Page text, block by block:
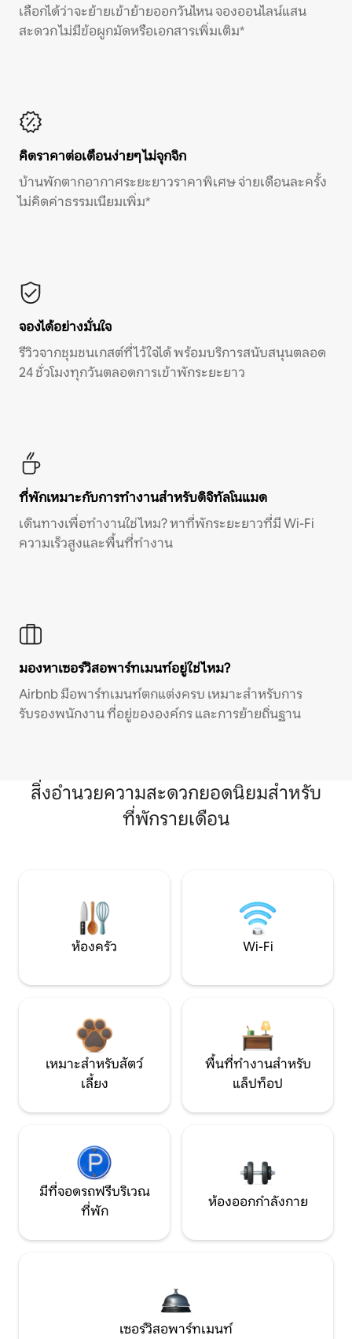
เลือกได้ว่าจะย้ายเข้าย้ายออกวันไหน จองออนไลน์แสน
สะดวก ไม่มีข้อผูกมัดหรือเอกสารเพิ่มเติม*
คิดราคาต่อเดือนง่ายๆ ไม่จุกจิก
บ้านพักตากอากาศระยะยาวราคาพิเศษ จ่ายเดือนละครั้ง
ไม่คิดค่าธรรมเนียมเพิ่ม*
จองได้อย่างมั่นใจ
รีวิวจากชุมชนเกสต์ที่ไว้ใจได้ พร้อมบริการสนับสนุนตลอด
24 ชั่วโมงทุกวันตลอดการเข้าพักระยะยาว
ที่พักเหมาะกับการทำงานสำหรับดิจิทัลโนแมด
เดินทางเพื่อทำงานใช่ไหม? หาที่พักระยะยาวที่มี Wi-Fi
ความเร็วสูงและพื้นที่ทำงาน
มองหาเซอร์วิสอพาร์ทเมนท์อยู่ใช่ไหม?
Airbnb มีอพาร์ทเมนท์ตกแต่งครบ เหมาะสำหรับการ
รับรองพนักงาน ที่อยู่ขององค์กร และการย้ายถิ่นฐาน
สิ่งอำนวยความสะดวกยอดนิยมสำหรับ
ที่พักรายเดือน
ห้องครัว Wi-Fi
เหมาะสำหรับสัตว์
เลี้ยง
พื้นที่ทำงานสำหรับ
แล็ปท็อป
มีที่จอดรถฟรีบริเวณ
ที่พัก
ห้องออกกำลังกาย
เซอร์วิสอพาร์ทเมนท์